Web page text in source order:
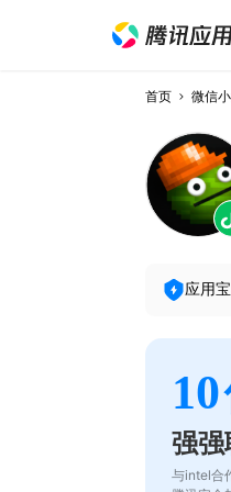
首页 微信
应用
10
强强
与intel合